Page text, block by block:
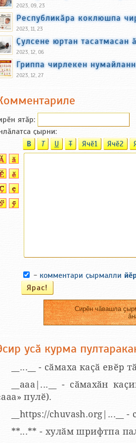
2023, 09, 23
Республикӑра коклюшпа
2023, 11, 23
Ҫулсене юртан тасатмасан
2023, 12, 06
Гриппа чирлекен
2023, 12, 27
ятӑp:
ҫырни:
B T U T Ячӗ1 Ячӗ2
- комментари ҫырмалли
Сирӗн чӑвашла
усӑ курма
__...__ - сӑмаха каҫӑ евӗр
__aaa|...__ - сӑмахӑн
пулӗ).
__https://chuvash.org|...__
**...** - хулӑм шрифтпа